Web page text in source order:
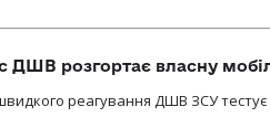
ДШВ розгортає власну
реагування ДШВ ЗСУ тестує